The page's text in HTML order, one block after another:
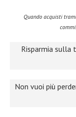
Quando acquisti
Risparmia sulla
Non vuoi più